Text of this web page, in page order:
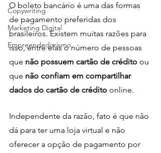
Copywriting
Marketing Digital
Empreendedorismo
O boleto bancário é uma das formas
de pagamento preferidas dos
brasileiros. Existem muitas razões para
isso, entre elas o número de pessoas
que não possuem cartão de crédito ou
que não confiam em compartilhar
dados do cartão de crédito online.
Independente da razão, fato é que não
dá para ter uma loja virtual e não
oferecer a opção de pagamento por